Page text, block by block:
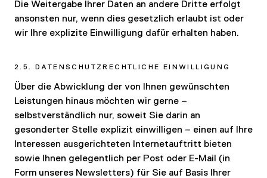
Die Weitergabe Ihrer Daten an andere Dritte erfolgt
ansonsten nur, wenn dies gesetzlich erlaubt ist oder
wir Ihre explizite Einwilligung dafür erhalten haben.
2.5. DATENSCHUTZRECHTLICHE EINWILLIGUNG
Über die Abwicklung der von Ihnen gewünschten
Leistungen hinaus möchten wir gerne –
selbstverständlich nur, soweit Sie darin an
gesonderter Stelle explizit einwilligen – einen auf Ihre
Interessen ausgerichteten Internetauftritt bieten
sowie Ihnen gelegentlich per Post oder E-Mail (in
Form unseres Newsletters) für Sie auf Basis Ihrer